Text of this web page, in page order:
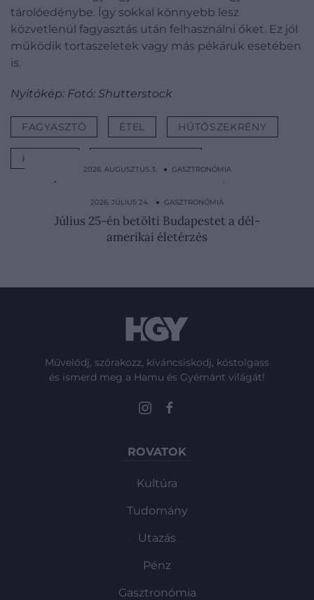
tárolóedénybe. Így sokkal könnyebb lesz
közvetlenül fagyasztás után felhasználni őket. Ez jól
működik tortaszeletek vagy más pékáruk esetében
is.
Nyitókép: Fotó: Shutterstock
FAGYASZTÓ ÉTEL HŰTŐSZEKRÉNY
KONYHA
2026. AUGUSZTUS 3. ● GASZTRONÓMIA
Így szúrhatjuk ki időben, ha túlárazott
étterembe ültünk be
2026. JÚLIUS 24. ● GASZTRONÓMIA
Július 25-én betölti Budapestet a dél-
amerikai életérzés
Művelődj, szórakozz, kíváncsiskodj, kóstolgass
és ismerd meg a Hamu és Gyémánt világát!
ROVATOK
Kultúra
Tudomány
Utazás
Pénz
Gasztronómia